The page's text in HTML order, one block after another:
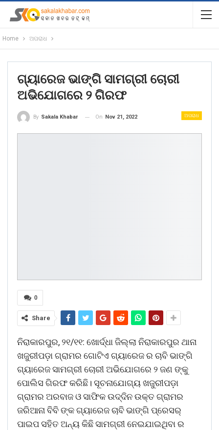
Home ଅପରାଧ
ଗ୍ୟାରେଜ ଭାଙ୍ଗି ସାମଗ୍ରୀ ଚୋରୀ
ଅଭିଯୋଗରେ ୨ ଗିରଫ
ଅପରାଧ
By Sakala Khabar On Nov 21, 2022
0
Share
ନିରାକାରପୁର, ୨୧/୧୧: ଖୋର୍ଦ୍ଧା ଜିଲ୍ଲା ନିରାକାରପୁର ଥାନା
ଖଜୁରୀପଡ଼ା ଗ୍ରାମର ଗୋଟିଏ ଗ୍ୟାରେଜ ର ଚାବି ଭାଙ୍ଗି
ଗ୍ୟାରେଜ ସାମଗ୍ରୀ ଚୋରୀ ଅଭିଯୋଗରେ ୨ ଜଣ ଙ୍କୁ
ପୋଲିସ ଗିରଫ କରିଛି। ସୂଚନାଯୋଗ୍ୟ ଖଜୁରୀପଡ଼ା
ଗ୍ରାମର ଅରବାଜ ଓ ସାଫିକ ଉଦ୍ଦିନ ଉକ୍ତ ଗ୍ରାମର
ଜରିଆନା ବିବି ଙ୍କ ଗ୍ୟାରେଜ ଚାବି ଭାଙ୍ଗି ପ୍ରେସର୍
ପାଇପ ସହିତ ଅନ୍ୟ କିଛି ସାମଗ୍ରୀ ନେଇଯାଇଥିବା ର